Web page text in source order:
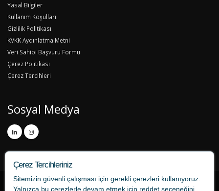
Yasal Bilgiler
Kullanım Koşulları
Gizlilik Politikası
KVKK Aydınlatma Metni
Veri Sahibi Başvuru Formu
Çerez Politikası
Çerez Tercihleri
Sosyal Medya
Çerez Tercihleriniz
Sitemizin güvenli çalışması için gerekli çerezleri kullanıyoruz.
Yalnızca bu çerezlerle devam etmek için reddet seçeneğini